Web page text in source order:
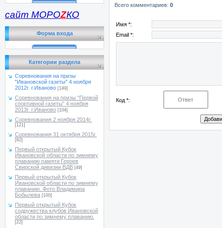
сайт МОРОZКО
Форма входа
Категории раздела
Соревнования на призы
"Ивановской газеты" 4 ноября
2012г. г.Иваново [149]
Соревнования на призы "Первой
спортивной газеты" 4 ноября
2013г. г.Иваново [104]
Соревнования 2 ноября 2014г.
[121]
Соревнования 31 октября 2015г.
[82]
Первый открытый Кубок
Ивановской области по зимнему
плаванию памяти Героев
Свирской дивизии ВДВ [49]
Первый открытый Кубок
Ивановской области по зимнему
плаванию. Фото Владимира
Бобылева [100]
Первый открытый Кубок
содружества клубов Ивановской
области по зимнему плаванию.
[22]
Всего комментариев: 0
Имя *:
Email *:
Код *: